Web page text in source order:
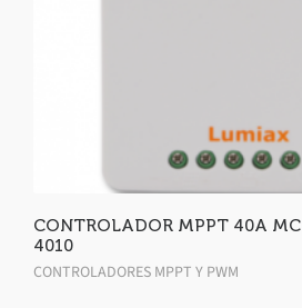
CONTROLADOR MPPT 40A MC
4010
CONTROLADORES MPPT Y PWM